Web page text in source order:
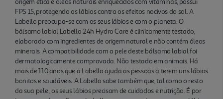
FPS 15, protegendo os lábios contra os efeitos nocivos do sol. A
Labello preocupa-se com os seus lábios e com o planeta. O
bálsamo labial Labello 24h Hydro Care é clinicamente testado,
elaborado com ingredientes de origem natural e não contém óleos
minerais. A compatibilidade com a pele deste bálsamo labial foi
dermatologicamente comprovada. Não testado em animais. Há
mais de 110 anos que a Labello ajuda as pessoas a terem uns lábios
bonitos e saudáveis. A Labello sabe também que, tal como o resto
da sua pele , os seus lábios precisam de cuidados e nutrição. É por